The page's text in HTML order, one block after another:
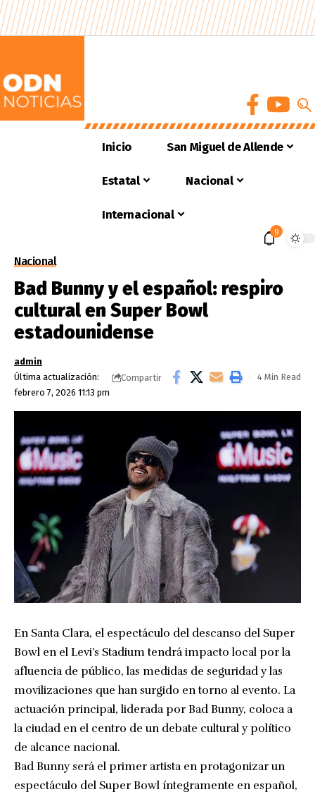
Inicio San Miguel de Allende
Estatal Nacional
Internacional
9
Nacional
Bad Bunny y el español: respiro
cultural en Super Bowl
estadounidense
Última actualización:
febrero 7, 2026 11:13 pm
admin
Compartir
4 Min Read
En Santa Clara, el espectáculo del descanso del Super
Bowl en el Levi’s Stadium tendrá impacto local por la
afluencia de público, las medidas de seguridad y las
movilizaciones que han surgido en torno al evento. La
actuación principal, liderada por Bad Bunny, coloca a
la ciudad en el centro de un debate cultural y político
de alcance nacional.
Bad Bunny será el primer artista en protagonizar un
espectáculo del Super Bowl íntegramente en español,